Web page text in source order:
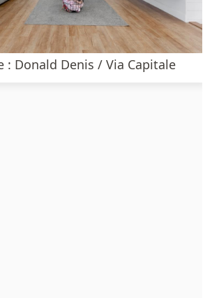
: Donald Denis / Via Capitale